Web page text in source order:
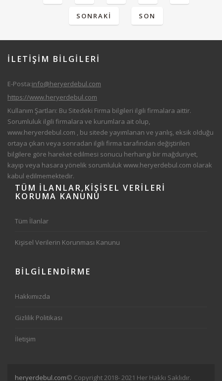
SONRAKI SON
İLETİŞİM BİLGILERİ
E-Posta:info@heryerdebul.com
https://www.heryerdebul.com
Kullanım Şartları: Bu Sitedeki Firma bilgileri ilgili firmalara aittir.
Sorumluluk ilgili firmalara ve kurumlara ait olup,
www.heryerdebul.com , bu sitede yayımlanan ve yanlış, eksik olduğu
ortaya çıkan veya sonradan ilgili firma tarafından değiştirilen
bilgilere göre hareket edilmesi sonucu herhangi bir mağduriyet,
kayıp veya hasara yönelik sorumluluk www.heryerdebul.com olarak
kabul edilmemektedir.
TÜM İLANLAR,KIŞISEL VERILERI
KORUMA KANUNU
Tüm İlanlar
Kişisel Verilerin Korunması Kanunu
BİLGİLENDİRME
Hakkımızda
Gizlilik Politikası
İletişim
heryerdebul.com© Copyright 2018- 2021 Her Hakkı Saklıdır.